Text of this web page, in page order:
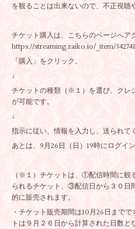
を観ることは出来ないので、不正視聴
チケット購入は、こちらのページへア
https://streaming.zaiko.io/_item/342741
「購入」をクリック。
↓
チケットの種類（※１）を選び、クレ
が可能です。
↓
指示に従い、情報を入力し、送られて
あとは、9月26日（日）19時にログイ
（※１）チケットは、①配信時間に
られるチケット、③配信日から３０日
的に販売されます。
・チケット販売期間は10月26日まで
トは９月２６日から計算された日数